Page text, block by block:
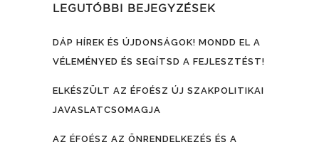
LEGUTÓBBI BEJEGYZÉSEK
DÁP HÍREK ÉS ÚJDONSÁGOK! MONDD EL A
VÉLEMÉNYED ÉS SEGÍTSD A FEJLESZTÉST!
ELKÉSZÜLT AZ ÉFOÉSZ ÚJ SZAKPOLITIKAI
JAVASLATCSOMAGJA
AZ ÉFOÉSZ AZ ÖNRENDELKEZÉS ÉS A